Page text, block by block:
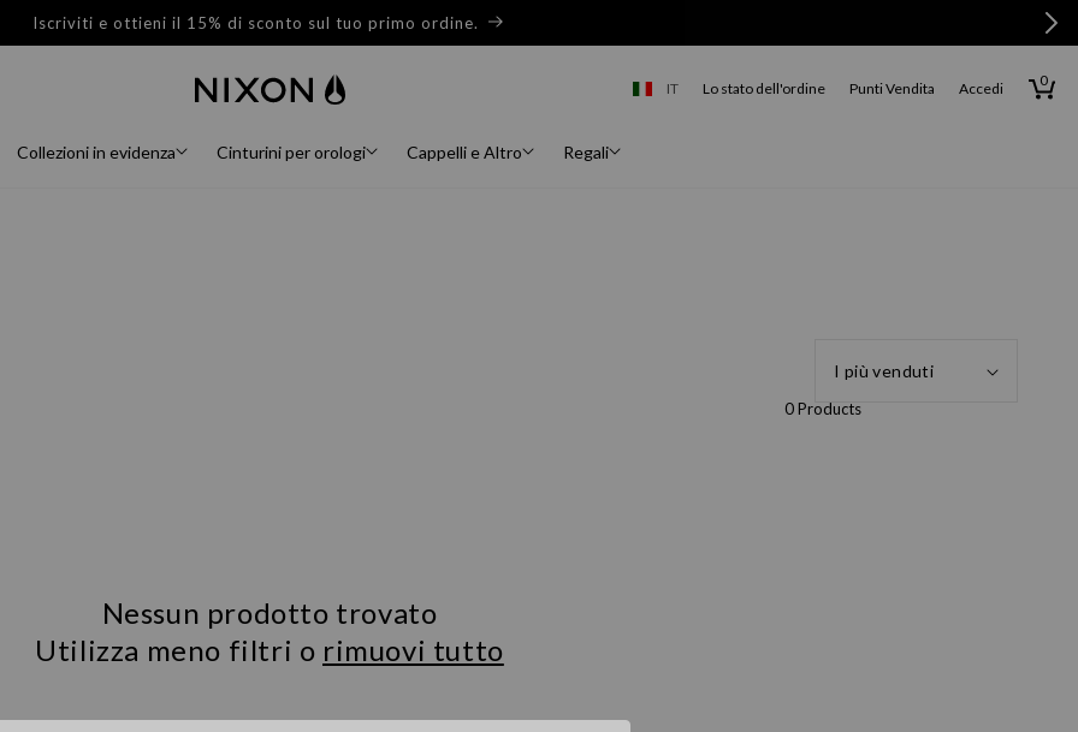
Iscriviti e ottieni il 15% di sconto sul tuo primo ordine.
Collezioni in evidenza Cinturini per orologi Cappelli e Altro Regali
IT Lo stato dell'ordine Punti Vendita Accedi Carrello
0
articoli
0 Products
Nessun prodotto trovato
Utilizza meno filtri o rimuovi tutto